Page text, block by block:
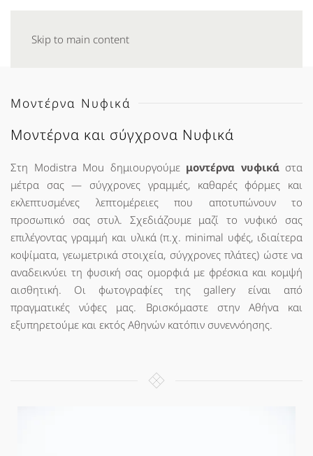
Skip to main content
Μοντέρνα Νυφικά
Μοντέρνα και σύγχρονα Νυφικά
Στη Modistra Mou δημιουργούμε μοντέρνα νυφικάστα
μέτρα σας — σύγχρονες γραμμές, καθαρές φόρμες και
εκλεπτυσμένες λεπτομέρειες που αποτυπώνουν το
προσωπικό σας στυλ. Σχεδιάζουμε μαζί το νυφικό σας
επιλέγοντας γραμμή και υλικά (π.χ. minimal υφές, ιδιαίτερα
κοψίματα, γεωμετρικά στοιχεία, σύγχρονες πλάτες) ώστε να
αναδεικνύει τη φυσική σας ομορφιά με φρέσκια και κομψή
αισθητική. Οι φωτογραφίες της gallery είναι από
πραγματικές νύφες μας. Βρισκόμαστε στην Αθήνα και
εξυπηρετούμε και εκτός Αθηνών κατόπιν συνεννόησης.